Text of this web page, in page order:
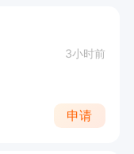
3小时前
申请